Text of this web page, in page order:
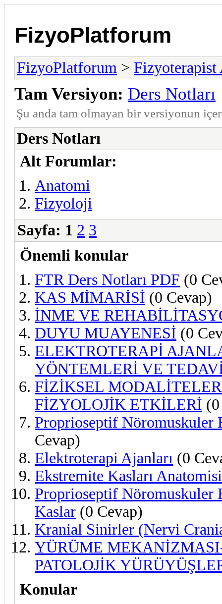
FizyoPlatforum
FizyoPlatforum > Fizyoterapist
Tam Versiyon: Ders Notları
Şu anda tam olmayan bir versiyonun
Ders Notları
Alt Forumlar:
Anatomi
Fizyoloji
Sayfa: 1 2 3
Önemli konular
FTR Ders Notları PDF (0
KAS MİMARİSİ (0 Cevap)
İNME VE
DUYU MUAYENESİ (0
ELEKTROTERAPİ
YÖNTEMLERİ VE
FİZİKSEL
FİZYOLOJİK ETKİLERİ
Proprioseptif Nöromuskuler
Cevap)
Elektroterapi Ajanları (0
Ekstremite Kasları
Proprioseptif Nöromuskuler
Kaslar (0 Cevap)
Kranial Sinirler (Nervi
YÜRÜME
PATOLOJİK
Konular